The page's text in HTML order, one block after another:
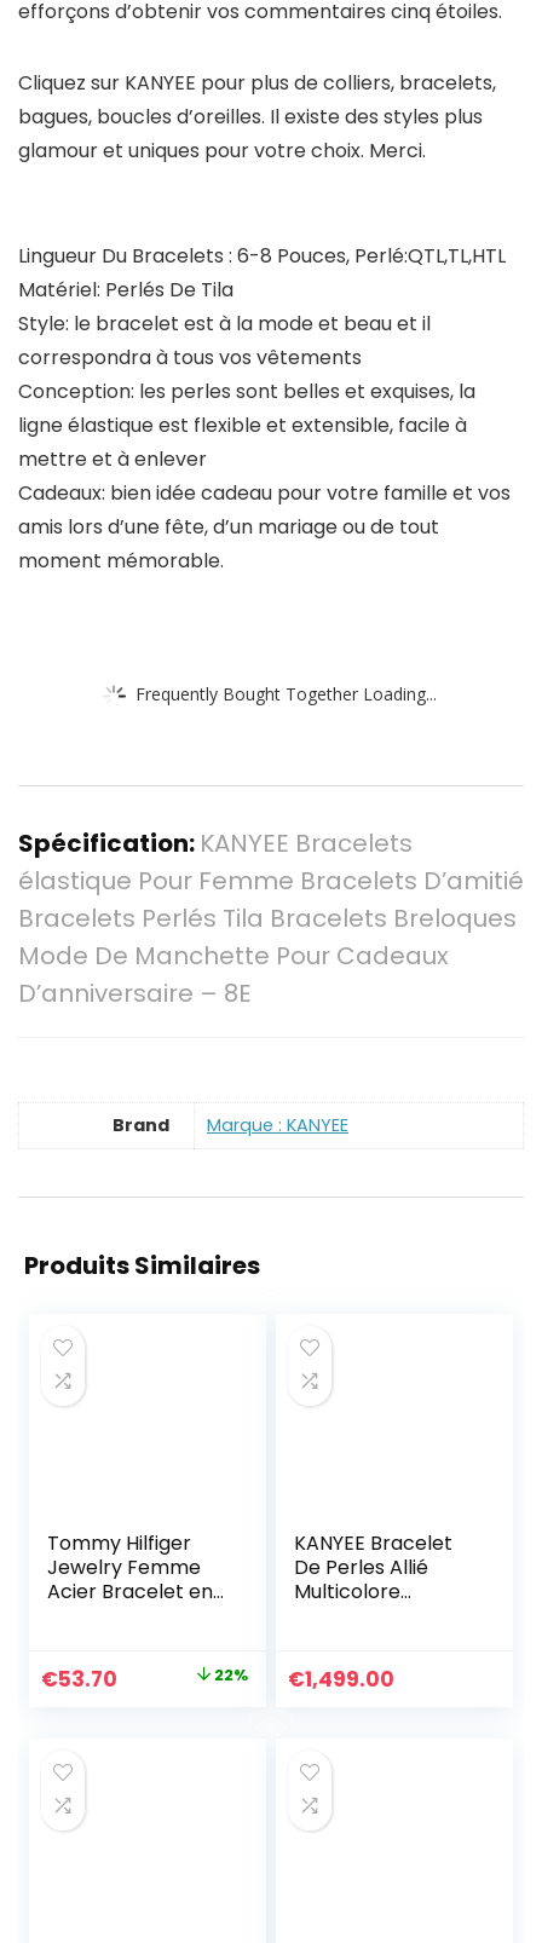
efforçons d’obtenir vos commentaires cinq étoiles.
Cliquez sur KANYEE pour plus de colliers, bracelets,
bagues, boucles d’oreilles. Il existe des styles plus
glamour et uniques pour votre choix. Merci.
Lingueur Du Bracelets : 6-8 Pouces, Perlé:QTL,TL,HTL
Matériel: Perlés De Tila
Style: le bracelet est à la mode et beau et il
correspondra à tous vos vêtements
Conception: les perles sont belles et exquises, la
ligne élastique est flexible et extensible, facile à
mettre et à enlever
Cadeaux: bien idée cadeau pour votre famille et vos
amis lors d’une fête, d’un mariage ou de tout
moment mémorable.
Frequently Bought Together Loading...
Spécification: KANYEE Bracelets
élastique Pour Femme Bracelets D’amitié
Bracelets Perlés Tila Bracelets Breloques
Mode De Manchette Pour Cadeaux
D’anniversaire – 8E
Brand Marque : KANYEE
Produits Similaires
Tommy Hilfiger
Jewelry Femme
Acier Bracelet en
Le
était :
€69.00.
€53.70 22%
KANYEE Bracelet
De Perles Allié
Multicolore
Fait A La Main pour
Femmes-017A
€1,499.00